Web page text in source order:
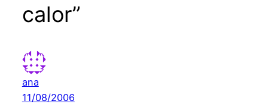
calor”
ana
11/08/2006